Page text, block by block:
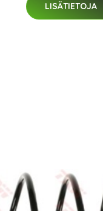
LISÄTIETOJA